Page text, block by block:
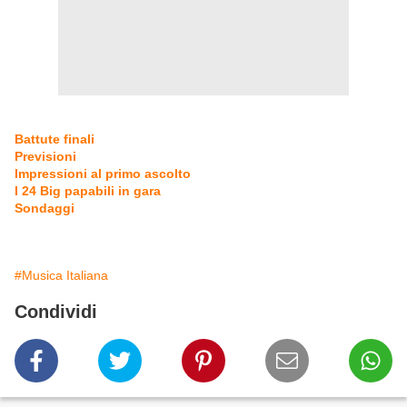
Battute finali
Previsioni
Impressioni al primo ascolto
I 24 Big papabili in gara
Sondaggi
#Musica Italiana
Condividi